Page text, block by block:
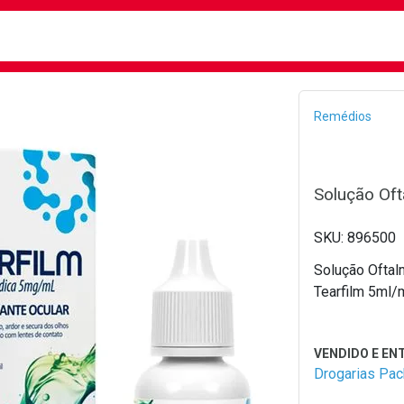
Remédios
Solução
896500
Solução
Tearfilm 5ml/
Drogarias